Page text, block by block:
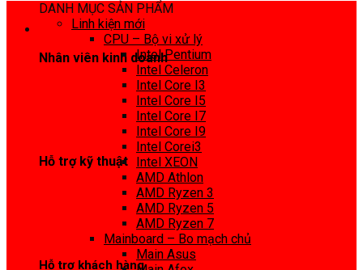
Nhân viên kinh doanh
Hỗ trợ kỹ thuật
Hỗ trợ khách hàng
DANH MỤC SẢN PHẨM
Linh kiện mới
CPU – Bộ vi xử lý
Intel Pentium
Intel Celeron
Intel Core I3
Intel Core I5
Intel Core I7
Intel Core I9
Intel Corei3
Intel XEON
AMD Athlon
AMD Ryzen 3
AMD Ryzen 5
AMD Ryzen 7
Mainboard – Bo mạch chủ
Main Asus